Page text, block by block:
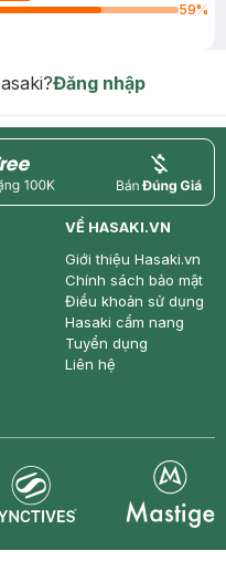
59%
Đăng nhập
price
VỀ HASAKI.VN
Giới thiệu Hasaki.vn
Chính sách bảo mật
Điều khoản sử dụng
Hasaki cẩm nang
Tuyển dụng
Liên hệ